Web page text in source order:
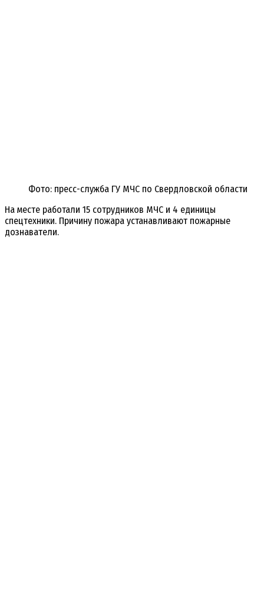
Фото: пресс-служба ГУ МЧС по Свердловской области
На месте работали 15 сотрудников МЧС и 4 единицы
спецтехники. Причину пожара устанавливают пожарные
дознаватели.